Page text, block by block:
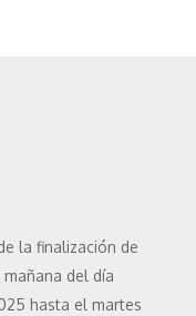
la finalización de
del día
hasta el martes